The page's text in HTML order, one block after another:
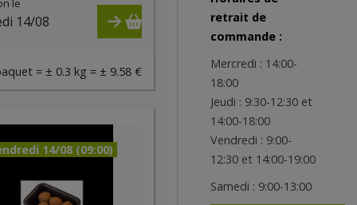
le
14/08
= ± 0.3 kg = ± 9.58 €
14/08 (09:00)
retrait de
commande :
Mercredi : 14:00-
18:00
Jeudi : 9:30-12:30 et
14:00-18:00
Vendredi : 9:00-
12:30 et 14:00-19:00
Samedi : 9:00-13:00